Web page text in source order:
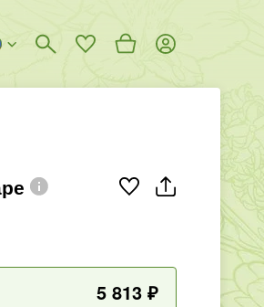
5 813 ₽